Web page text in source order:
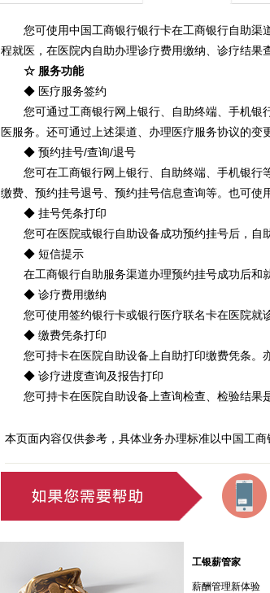
您可使用中国工商银行银行卡在工商银行自助渠
程就医，在医院内自助办理诊疗费用缴纳、诊疗结果
☆ 服务功能
◆ 医疗服务签约
您可通过工商银行网上银行、自助终端、手机银
医服务。还可通过上述渠道、办理医疗服务协议的变
◆ 预约挂号/查询/退号
您可在工商银行网上银行、自助终端、手机银行
缴费、预约挂号退号、预约挂号信息查询等。也可使
◆ 挂号凭条打印
您可在医院或银行自助设备成功预约挂号后，自助
◆ 短信提示
在工商银行自助服务渠道办理预约挂号成功后和
◆ 诊疗费用缴纳
您可使用签约银行卡或银行医疗联名卡在医院就
◆ 缴费凭条打印
您可持卡在医院自助设备上自助打印缴费凭条。亦
◆ 诊疗进度查询及报告打印
您可持卡在医院自助设备上查询检查、检验结果是
本页面内容仅供参考，具体业务办理标准以中国工
工银薪管家
薪酬管理新体验